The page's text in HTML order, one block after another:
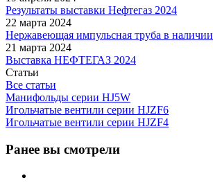
Результаты выставки Нефтегаз 2024
22 марта 2024
Нержавеющая импульсная труба в наличии
21 марта 2024
Выставка НЕФТЕГАЗ 2024
Статьи
Все статьи
Манифольды серии HJ5W
Игольчатые вентили серии HJZF6
Игольчатые вентили серии HJZF4
Ранее вы смотрели